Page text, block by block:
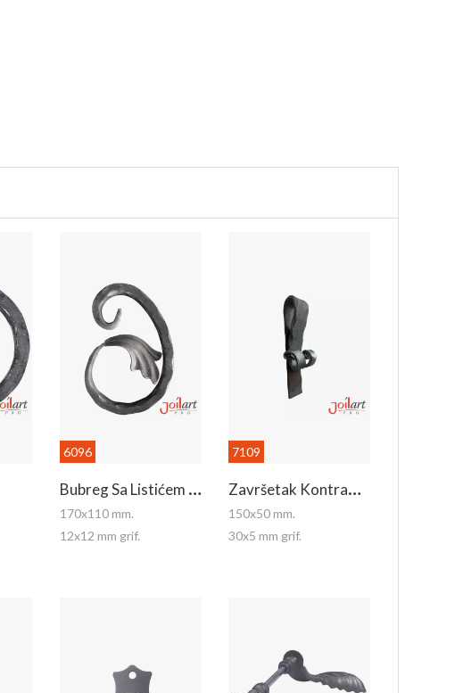
6096
B
Ubreg Sa Listićem -desni
170x110 mm.
12x12 mm grif.
7109
Z
Avršetak Kontraflaha
150x50 mm.
30x5 mm grif.